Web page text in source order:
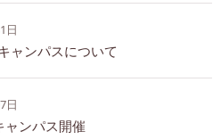
日
ンパスについて
日
ンパス開催